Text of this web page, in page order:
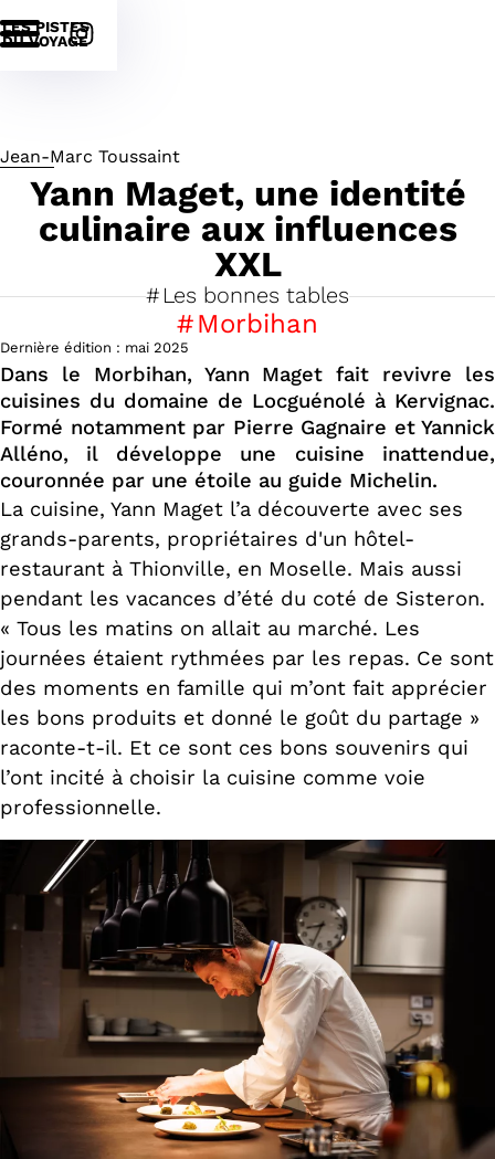
LES PISTES
DU VOYAGE
Jean-Marc Toussaint
Yann Maget, une identité
culinaire aux influences
XXL
Les bonnes tables
Morbihan
Dernière édition : mai 2025
Dans le Morbihan, Yann Maget fait revivre les
cuisines du domaine de Locguénolé à Kervignac.
Formé notamment par Pierre Gagnaire et Yannick
Alléno, il développe une cuisine inattendue,
couronnée par une étoile au guide Michelin.
La cuisine, Yann Maget l’a découverte avec ses
grands-parents, propriétaires d'un hôtel-
restaurant à Thionville, en Moselle. Mais aussi
pendant les vacances d’été du coté de Sisteron.
« Tous les matins on allait au marché. Les
journées étaient rythmées par les repas. Ce sont
des moments en famille qui m’ont fait apprécier
les bons produits et donné le goût du partage »
raconte-t-il. Et ce sont ces bons souvenirs qui
l’ont incité à choisir la cuisine comme voie
professionnelle.